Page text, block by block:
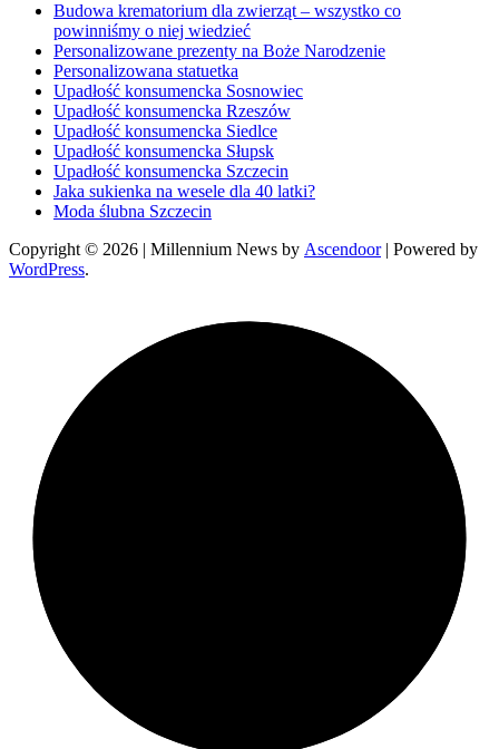
Budowa krematorium dla zwierząt – wszystko co
powinniśmy o niej wiedzieć
Personalizowane prezenty na Boże Narodzenie
Personalizowana statuetka
Upadłość konsumencka Sosnowiec
Upadłość konsumencka Rzeszów
Upadłość konsumencka Siedlce
Upadłość konsumencka Słupsk
Upadłość konsumencka Szczecin
Jaka sukienka na wesele dla 40 latki?
Moda ślubna Szczecin
Copyright © 2026 | Millennium News by Ascendoor| Powered by
WordPress.